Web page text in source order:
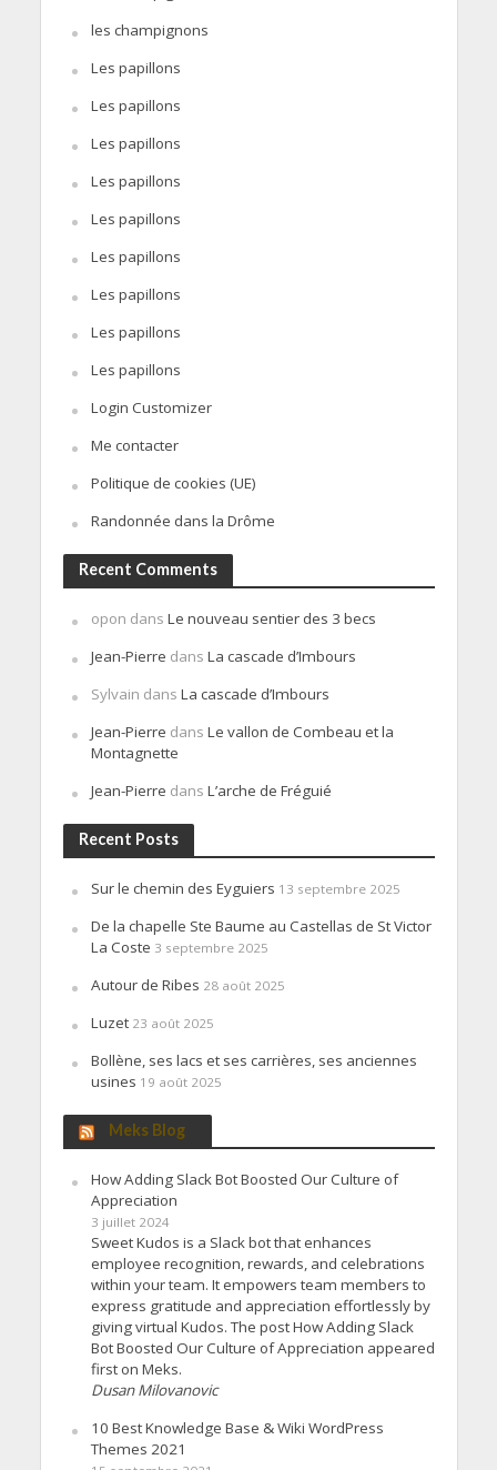
les champignons
Les papillons
Les papillons
Les papillons
Les papillons
Les papillons
Les papillons
Les papillons
Les papillons
Les papillons
Login Customizer
Me contacter
Politique de cookies (UE)
Randonnée dans la Drôme
Recent Comments
opon dans Le nouveau sentier des 3 becs
Jean-Pierre dans La cascade d’Imbours
Sylvain dans La cascade d’Imbours
Jean-Pierre dans Le vallon de Combeau et la
Montagnette
Jean-Pierre dans L’arche de Fréguié
Recent Posts
Sur le chemin des Eyguiers 13 septembre 2025
De la chapelle Ste Baume au Castellas de St Victor
La Coste 3 septembre 2025
Autour de Ribes 28 août 2025
Luzet 23 août 2025
Bollène, ses lacs et ses carrières, ses anciennes
usines 19 août 2025
Meks Blog
How Adding Slack Bot Boosted Our Culture of
Appreciation
3 juillet 2024
Sweet Kudos is a Slack bot that enhances
employee recognition, rewards, and celebrations
within your team. It empowers team members to
express gratitude and appreciation effortlessly by
giving virtual Kudos. The post How Adding Slack
Bot Boosted Our Culture of Appreciation appeared
first on Meks.
Dusan Milovanovic
10 Best Knowledge Base & Wiki WordPress
Themes 2021